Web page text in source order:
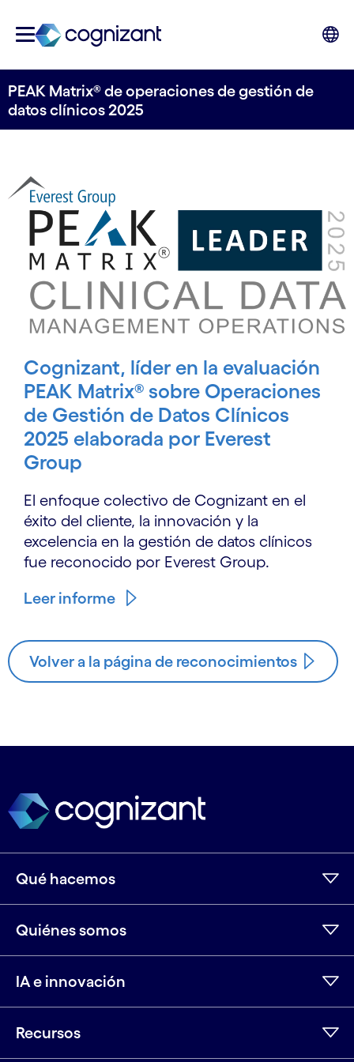
PEAK Matrix® de operaciones de gestión de
datos clínicos 2025
Cognizant, líder en la evaluación
PEAK Matrix® sobre Operaciones
de Gestión de Datos Clínicos
2025 elaborada por Everest
Group
El enfoque colectivo de Cognizant en el
éxito del cliente, la innovación y la
excelencia en la gestión de datos clínicos
fue reconocido por Everest Group.
Leer informe
Volver a la página de reconocimientos
Qué hacemos
Quiénes somos
IA e innovación
Recursos